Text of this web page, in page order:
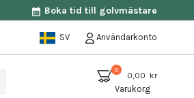
Boka tid till golvmästare
SV Användarkonto
0
0,00 kr
Varukorg